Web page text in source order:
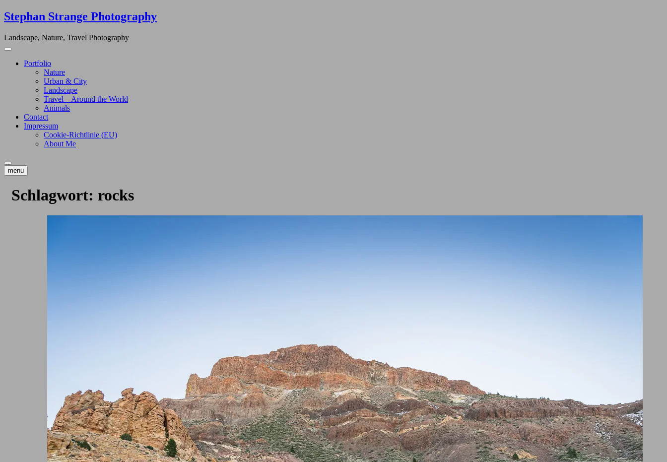
Skip
to
Stephan Strange Photography
Landscape, Nature, Travel Photography
Portfolio
Nature
Urban & City
Landscape
Travel – Around the World
Animals
Contact
Impressum
Cookie-Richtlinie (EU)
About Me
menu
Schlagwort: rocks